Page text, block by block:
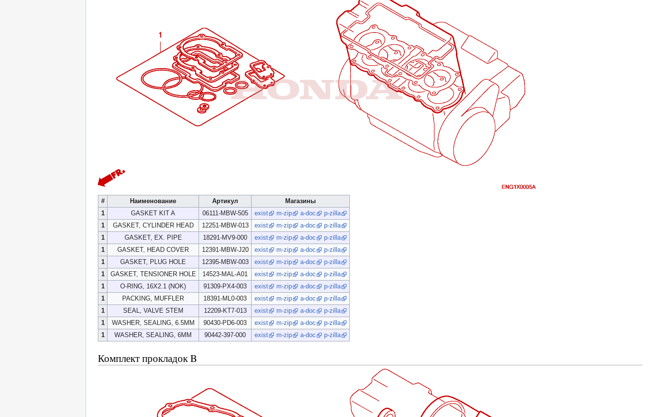
# Наименование Артикул
Магазины
1
GASKET KIT A 06111-MBW-505 exist m-zip a-doc
p-zilla
1
GASKET, CYLINDER HEAD 12251-MBW-013 exist m-zip a-doc
p-zilla
1
GASKET, EX. PIPE 18291-MV9-000 exist m-zip a-doc
p-zilla
1
GASKET, HEAD COVER 12391-MBW-J20 exist m-zip a-doc
p-zilla
1
GASKET, PLUG HOLE 12395-MBW-003 exist m-zip a-doc
p-zilla
1
GASKET, TENSIONER HOLE 14523-MAL-A01 exist m-zip a-doc
p-zilla
1
O-RING, 16X2.1 (NOK) 91309-PX4-003 exist m-zip a-doc
p-zilla
1
PACKING, MUFFLER 18391-ML0-003 exist m-zip a-doc
p-zilla
1
SEAL, VALVE STEM 12209-KT7-013 exist m-zip a-doc
p-zilla
1
WASHER, SEALING, 6.5MM 90430-PD6-003 exist m-zip a-doc
p-zilla
1
WASHER, SEALING, 6MM 90442-397-000 exist m-zip a-doc p-zilla
Комплект прокладок B